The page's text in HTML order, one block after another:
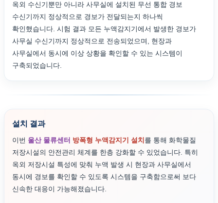
옥외 수신기뿐만 아니라 사무실에 설치된 무선 통합 경보
수신기까지 정상적으로 경보가 전달되는지 하나씩
확인했습니다. 시험 결과 모든 누액감지기에서 발생한 경보가
사무실 수신기까지 정상적으로 전송되었으며, 현장과
사무실에서 동시에 이상 상황을 확인할 수 있는 시스템이
구축되었습니다.
설치 결과
이번 울산 물류센터 방폭형 누액감지기 설치 를 통해 화학물질
저장시설의 안전관리 체계를 한층 강화할 수 있었습니다. 특히
옥외 저장시설 특성에 맞춰 누액 발생 시 현장과 사무실에서
동시에 경보를 확인할 수 있도록 시스템을 구축함으로써 보다
신속한 대응이 가능해졌습니다.